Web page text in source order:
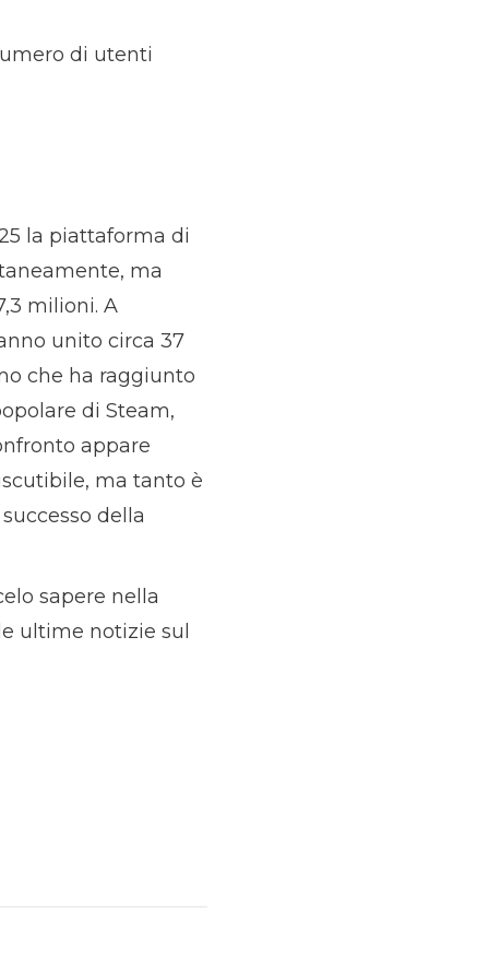
di utenti
la piattaforma di
ma
milioni. A
unito circa 37
che ha raggiunto
di Steam,
appare
ma tanto è
della
sapere nella
ultime notizie sul